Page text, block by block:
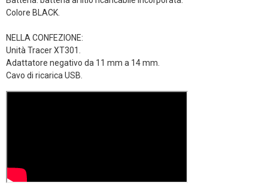
Colore BLACK.
NELLA CONFEZIONE:
Unità Tracer XT301.
Adattatore negativo da 11 mm a 14 mm.
Cavo di ricarica USB.